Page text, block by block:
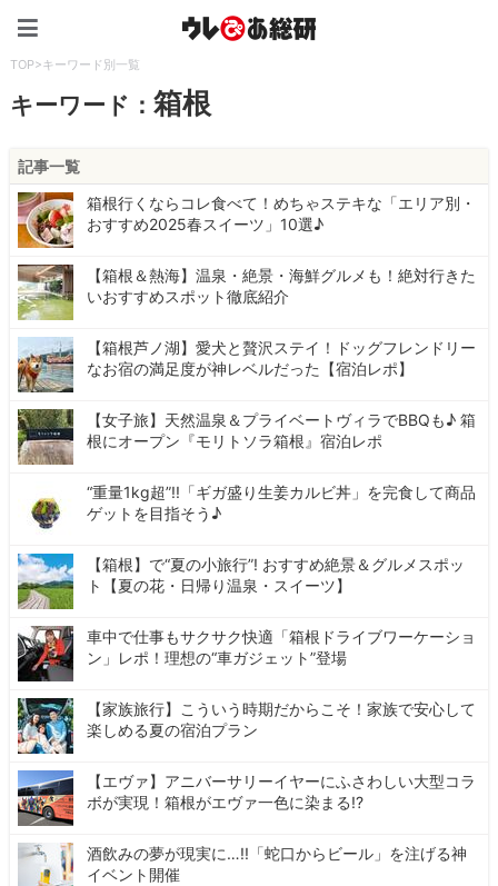
TOP>キーワード別一覧
キーワード：箱根
記事一覧
箱根行くならコレ食べて！めちゃステキな「エリア別・
おすすめ2025春スイーツ」10選♪
【箱根＆熱海】温泉・絶景・海鮮グルメも！絶対行きた
いおすすめスポット徹底紹介
【箱根芦ノ湖】愛犬と贅沢ステイ！ドッグフレンドリー
なお宿の満足度が神レベルだった【宿泊レポ】
【女子旅】天然温泉＆プライベートヴィラでBBQも♪ 箱
根にオープン『モリトソラ箱根』宿泊レポ
“重量1kg超”!!「ギガ盛り生姜カルビ丼」を完食して商品
ゲットを目指そう♪
【箱根】で“夏の小旅行”! おすすめ絶景＆グルメスポッ
ト【夏の花・日帰り温泉・スイーツ】
車中で仕事もサクサク快適「箱根ドライブワーケーショ
ン」レポ！理想の“車ガジェット”登場
【家族旅行】こういう時期だからこそ！家族で安心して
楽しめる夏の宿泊プラン
【エヴァ】アニバーサリーイヤーにふさわしい大型コラ
ボが実現！箱根がエヴァ一色に染まる!?
酒飲みの夢が現実に…!!「蛇口からビール」を注げる神
イベント開催